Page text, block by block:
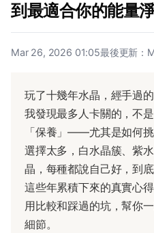
到最適合你的能量
Mar 26, 2026 01:05最後更新：
玩了十幾年水晶，經手過
我發現最多人卡關的，不
「保養」——尤其是如何
選擇太多，白水晶簇、紫
晶，每種都說自己好，到
這些年累積下來的真實心
用比較和踩過的坑，幫你
細節。